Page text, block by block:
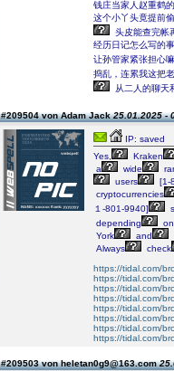
钱庄当家人赵重鹤
这个小丫头竟提前
头皮能查完帐
经历日记怎么写的
让孙管家紧张担心
捣乱，连累我这把
从二人的聊天
#209504 von Adam Jack25.01.2025 -
IP: saved
Yes,
Kraken
a
wide
users
[1-
cryptocurrencies
１-801-9940]
depending
on
York
and
Always
check
https://tidal.com/
https://tidal.com/
https://tidal.com/
https://tidal.com/
https://tidal.com/
https://tidal.com/
https://tidal.com/
https://tidal.com/
#209503 von heletan0g9@163.com